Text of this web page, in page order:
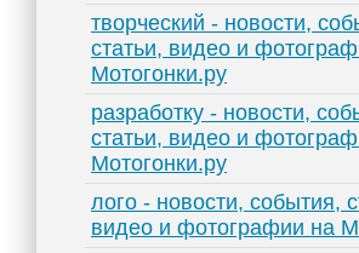
творческий - новости,
статьи, видео и
Мотогонки.ру
разработку - новости,
статьи, видео и
Мотогонки.ру
лого - новости, события,
видео и фотографии на